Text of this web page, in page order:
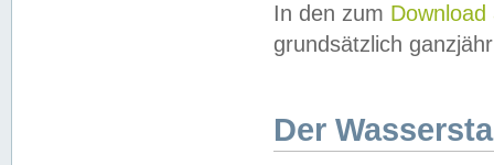
In den zum Download
grundsätzlich
Der